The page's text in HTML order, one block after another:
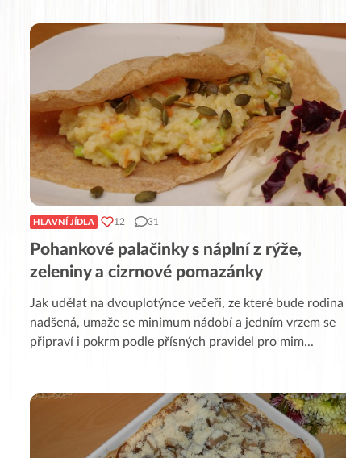
HLAVNÍ JÍDLA 12 31
Pohankové palačinky s náplní z rýže,
zeleniny a cizrnové pomazánky
Jak udělat na dvouplotýnce večeři, ze které bude rodina
nadšená, umaže se minimum nádobí a jedním vrzem se
připraví i pokrm podle přísných pravidel pro mim...